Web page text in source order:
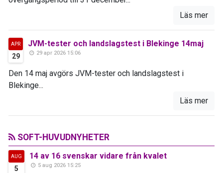
Läs mer
APR
29
JVM-tester och landslagstest i Blekinge 14maj
29 apr 2026 15:06
Den 14 maj avgörs JVM-tester och landslagstest i
Blekinge...
Läs mer
SOFT-HUVUDNYHETER
AUG
5
14 av 16 svenskar vidare från kvalet
5 aug 2026 15:25